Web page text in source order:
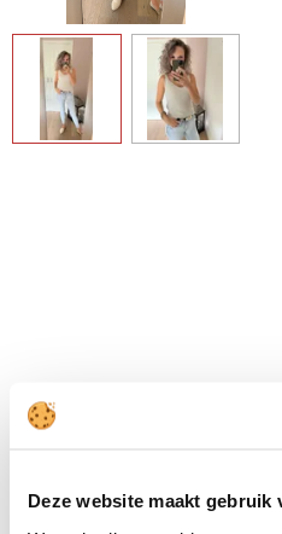
Deze website maakt gebruik